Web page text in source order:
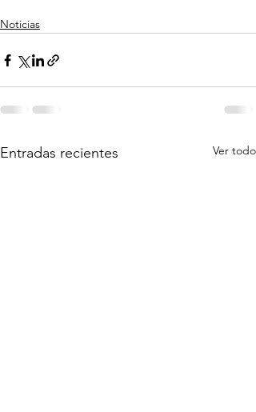
Noticias
Entradas recientes Ver todo